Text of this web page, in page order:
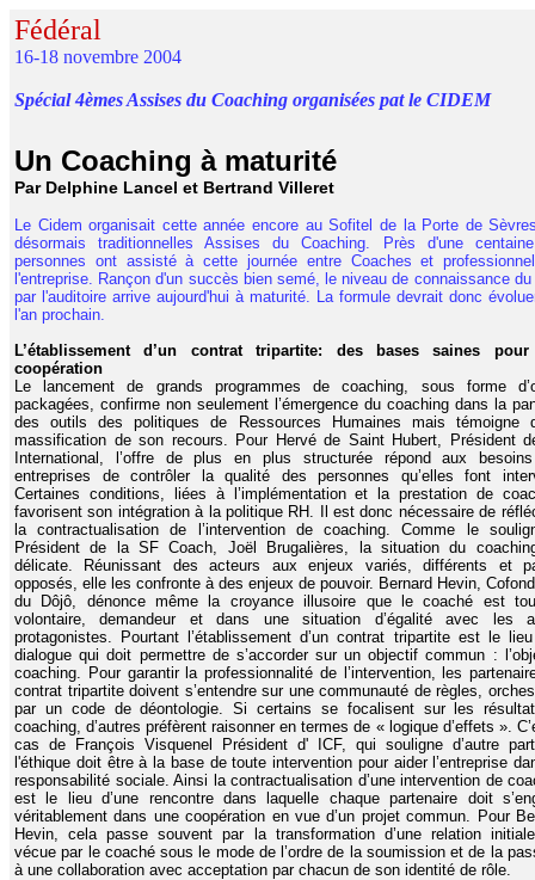
Fédéral
16-18 novembre 2004
Spécial 4èmes Assises du Coaching organisées pat le CIDEM
Un Coaching à maturité
Par Delphine Lancel et Bertrand Villeret
Le Cidem organisait cetteannée encore au Sofitel de la Porte de
désormais traditionnelles Assises du Coaching. Près d'une
personnes ont assisté à cette journée entre Coaches et
l'entreprise. Rançon d'un succès bien semé, le niveau de connaissance
par l'auditoire arrive aujourd'hui à maturité. La formule devrait donc
l'an prochain.
L’établissement d’un contrat tripartite: des bases saines
coopération
Le lancement de grands programmes de coaching, sous forme
packagées, confirme non seulement l’émergence du coaching dans la
des outils des politiques de Ressources Humaines mais témoigne
massification de son recours. Pour Hervé de Saint Hubert, Président
International, l’offre de plus en plus structurée répond aux
entreprises de contrôler la qualité des personnes qu’elles font
Certaines conditions, liées à l’implémentation et la prestation de
favorisent son intégration à la politique RH. Il est donc nécessaire de
la contractualisation de l’intervention de coaching.Comme le
Président de la SF Coach, Joël Brugalières, la situation du
délicate. Réunissant des acteurs aux enjeux variés, différents et
opposés, elle les confronte à des enjeux de pouvoir. Bernard Hevin,
du Dôjô, dénonce même la croyance illusoire que le coaché est
volontaire, demandeur et dans une situation d’égalité avec les
protagonistes. Pourtant l’établissement d’un contrat tripartite est le lieu
dialogue qui doit permettre de s’accorder sur un objectif commun :
coaching. Pour garantir la professionnalité de l’intervention, les
contrat tripartite doivent s’entendre sur une communauté de règles,
par un code de déontologie. Si certains se focalisent sur les
coaching, d’autres préfèrent raisonner en termes de « logique d’effets ».
cas de François Visquenel Président d' ICF, qui souligne d’autre
l'éthique doit être à la base de toute intervention pour aider l’entreprise
responsabilité sociale. Ainsi la contractualisation d’une intervention de
est le lieu d’une rencontre dans laquelle chaque partenaire doit
véritablement dans une coopération en vue d’un projet commun. Pour
Hevin, cela passe souvent par la transformation d’une relation
vécue par le coaché sous le mode de l’ordre de la soumission et de la
à une collaboration avec acceptation par chacun de son identité de rôle.